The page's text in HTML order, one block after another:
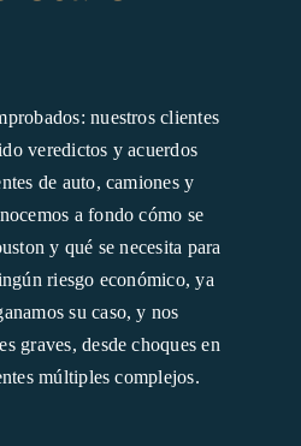
nuestros clientes
veredictos y acuerdos
de auto, camiones y
a fondo cómo se
y qué se necesita para
riesgo económico, ya
su caso, y nos
graves, desde choques en
múltiples complejos.